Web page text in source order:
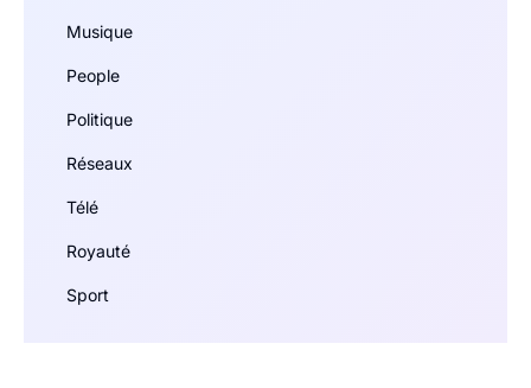
Musique
People
Politique
Réseaux
Télé
Royauté
Sport